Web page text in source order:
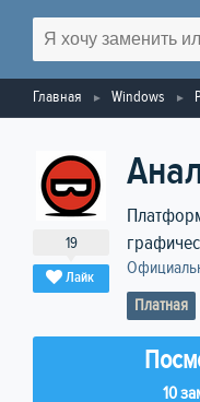
Главная Windows
19
Лайк
Платная
10